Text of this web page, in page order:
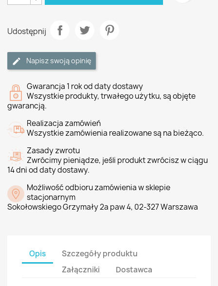
Udostępnij
Napisz swoją opinię
Gwarancja 1 rok od daty dostawy
Wszystkie produkty, trwałego użytku, są objęte
gwarancją.
Realizacja zamówień
Wszystkie zamówienia realizowane są na bieżąco.
Zasady zwrotu
Zwrócimy pieniądze, jeśli produkt zwrócisz w ciągu
14 dni od daty dostawy.
Możliwość odbioru zamówienia w sklepie
stacjonarnym
Sokołowskiego Grzymały 2a paw 4, 02-327 Warszawa
Opis
Szczegóły produktu
Załączniki
Dostawca